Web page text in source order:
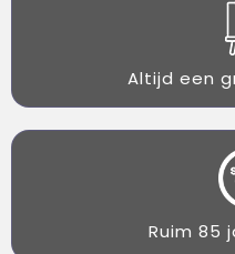
Altijd een
Ruim 85